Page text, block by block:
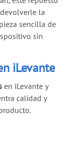
la
sencilla de
sin
iLevante
en iLevante y
calidad y